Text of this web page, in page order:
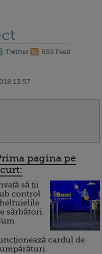
Twitter RSS Feed
13:57
pagina pe
să ții
control
sărbători.
cardul de